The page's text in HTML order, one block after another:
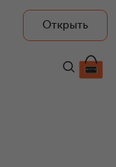
Открыть
15 750 ₽